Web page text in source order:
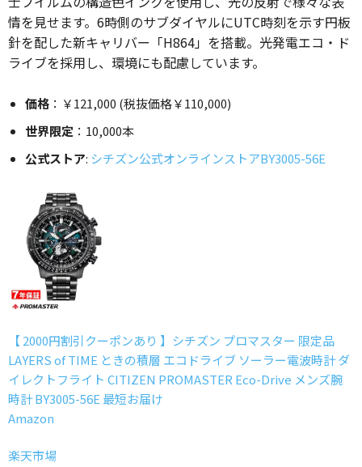
情を見せます。6時側のサブダイヤルにUTC時刻を示す円板
針を配した新キャリバー「H864」を搭載。光発電エコ・ド
ライブを採用し、環境にも配慮しています。
価格 ：￥121,000 (税抜価格￥110,000)
世界限定 ：10,000本
公式ストア: シチズン公式オンラインストアBY3005-56E
【 2000円割引クーポンあり 】シチズン プロマスター 限定品
LAYERS of TIME ときの積層 エコドライブ ソーラー電波時計 ダ
イレクトフライト CITIZEN PROMASTER Eco-Drive メンズ腕
時計 BY3005-56E 最短お届け
Amazon
楽天市場